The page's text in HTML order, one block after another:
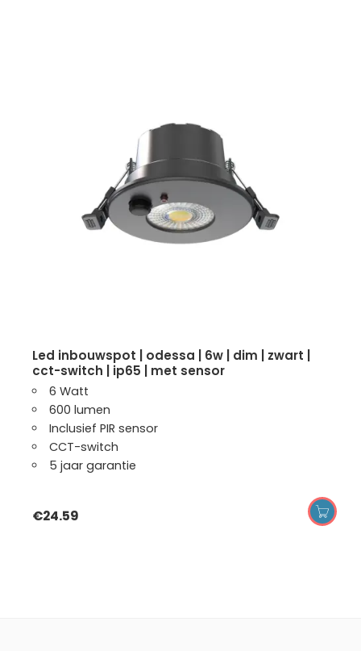
led inbouwspot | odessa | 6w | dim | zwart |
cct-switch | ip65 | met sensor
6 Watt
600 lumen
Inclusief PIR sensor
CCT-switch
5 jaar garantie
€24.59